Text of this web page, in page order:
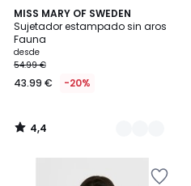
MISS MARY OF SWEDEN
Sujetador estampado sin aros
Fauna
desde
54.99 €
43.99 € -20%
4,4
/ 5
2
Colores
4,4
/